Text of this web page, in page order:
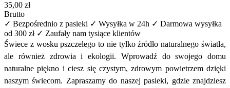
35,00 zł
Brutto
✓ Bezpośrednio z pasieki ✓ Wysyłka w 24h ✓ Darmowa wysyłka
od 300 zł ✓ Zaufały nam tysiące klientów
Świece z wosku pszczelego to nie tylko źródło naturalnego światła,
ale również zdrowia i ekologii. Wprowadź do swojego domu
naturalne piękno i ciesz się czystym, zdrowym powietrzem dzięki
naszym świecom. Zapraszamy do naszej pasieki, gdzie znajdziesz